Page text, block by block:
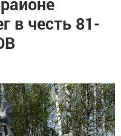
в честь 81-